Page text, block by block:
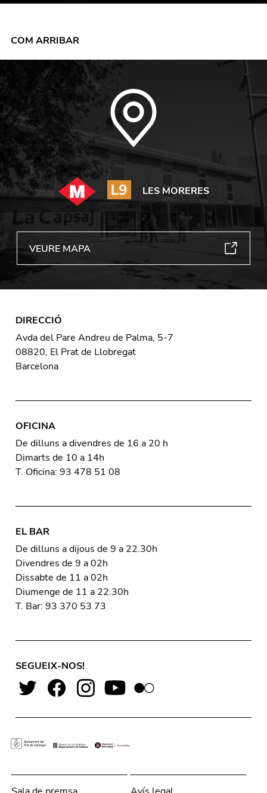
COM ARRIBAR
LES MORERES
VEURE MAPA
DIRECCIÓ
Avda del Pare Andreu de Palma, 5-7
08820, El Prat de Llobregat
Barcelona
OFICINA
De dilluns a divendres de 16 a 20 h
Dimarts de 10 a 14h
T. Oficina: 93 478 51 08
EL BAR
De dilluns a dijous de 9 a 22.30h
Divendres de 9 a 02h
Dissabte de 11 a 02h
Diumenge de 11 a 22.30h
T. Bar: 93 370 53 73
SEGUEIX-NOS!